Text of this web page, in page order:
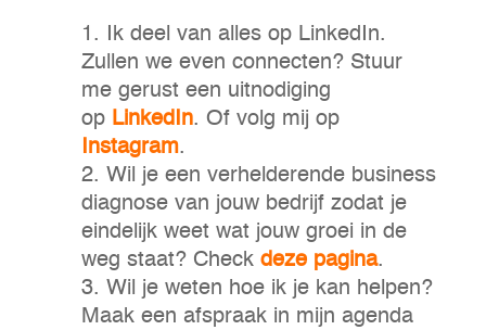
Ik deel van alles op LinkedIn.
Zullen we even connecten? Stuur
me gerust een uitnodiging
op LinkedIn. Of volg mij op
Instagram.
Wil je een verhelderende business
diagnose van jouw bedrijf zodat je
eindelijk weet wat jouw groei in de
weg staat? Check deze pagina.
Wil je weten hoe ik je kan helpen?
Maak een afspraak in mijn agenda